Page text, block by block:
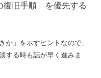
旧手順」を優先する
か」を示すヒントなので、
する時も話が早く進みま